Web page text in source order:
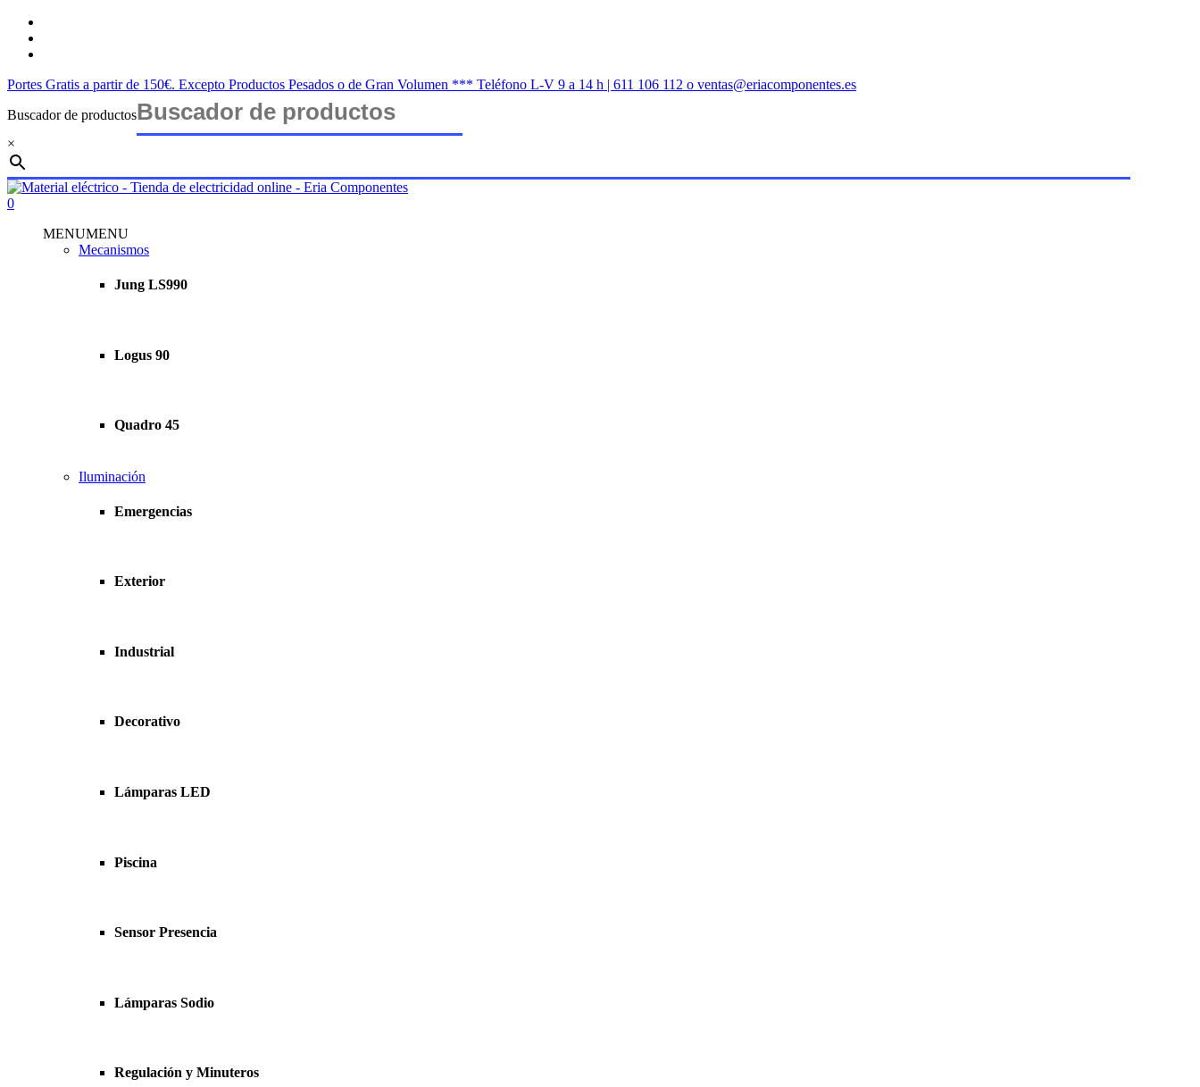
Saltar
contenido
Portes Gratis a partir de 150€. Excepto Productos Pesados o de Gran Volumen *** Teléfono L-V 9 a 14 h | 611 106 112 o ventas@eriacomponentes.es
Buscador de productos
×
Cerrar
búsqueda
buscar
account
0
MENUMENU
Mecanismos
Jung LS990
Logus 90
Quadro 45
Iluminación
Emergencias
Exterior
Industrial
Decorativo
Lámparas LED
Piscina
Sensor Presencia
Lámparas Sodio
Regulación y Minuteros